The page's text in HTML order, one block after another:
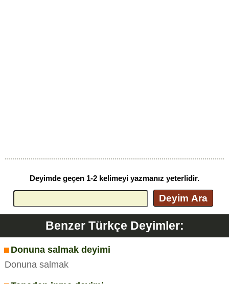
Deyimde geçen 1-2 kelimeyi yazmanız yeterlidir.
Deyim Ara
Benzer Türkçe Deyimler:
Donuna salmak deyimi
Donuna salmak